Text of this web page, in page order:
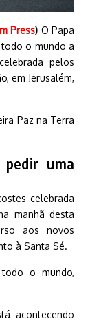
Press) O Papa
o mundo a
pelos
em Jerusalém,
Paz na Terra
uma
celebrada
manhã desta
aos novos
à Santa Sé.
o mundo,
acontecendo